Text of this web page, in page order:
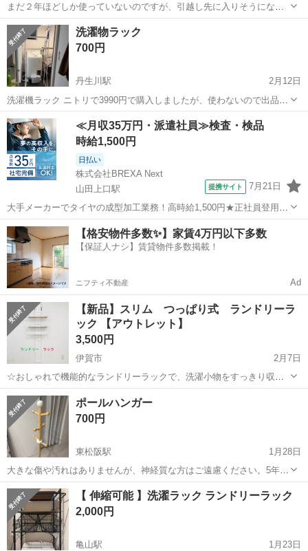
まだ２年ほどしか使っていないのですが、引越し先に入りそうにない
ため出品します。 中古品であることをご了承ください。 組み立てがな
かなか大変だったので手間が省けていいかと！ 運搬等手伝っていただ
くことがあるかもしれません。
三重 津市 津駅 収納家具
洗濯物ラック
700円
丹生川駅
2月12日
洗濯機ラック ニトリで3990円で購入しましたが、使わないので出品し
ます ニトリページ https://www.nitori-net.jp/ec/product/8530774s/
三重 いなべ市 丹生川駅 収納家具 ラック
≪月収35万円・派遣社員≫検査・検品
時給1,500円
日払い
株式会社BREXA Next
山田上口駅
提携サイト 7月21日
大手メーカーでタイヤの成型加工業務！高時給1,500円★正社員登用制
度あり！ワンルーム寮完備！マイカー通勤OK！無料駐車場あり！《三
重県伊勢市》 人気の工場のお仕事 ◇タイヤの製造◇ トラック・バ
ス・RV車用を中心とした...
三重 伊勢市 山田上口駅 その他
【格安物件多数✨】家賃4万円以下多数
【保証人ナシ】賃貸物件多数掲載！
ニフティ不動産 Ad
【新品】スリム つっぱり式 ランドリーラ
ック 【アウトレット】
3,500円
伊賀市
2月7日
☆おしゃれで機能的なランドリーラックで、洗濯小物をすっきり収
納。 ☆毎日使うものをすぐ取れる場所に ☆可動棚は洗濯機に合わせて
高さ調整可能です ☆脱衣所をすっきり見せたい方にお勧めです。 【サ
イズ】 共通サ...
三重 伊賀市 ランドリー
ポールハンガー
700円
東松阪駅
1月28日
大きな傷や汚れはありませんが、神経質な方はご遠慮ください。5年前
ぐらいに購入しました。 コートハンガー 木製 ハンガーラック コート
掛け かばんかけ スタンド ハンガーポール おしゃれ 帽子掛けスタンド
洋服掛け ポール...
三重 松阪市 東松阪駅 収納家具 ポール
【 伸縮可能 】洗濯ラック ランドリーラック
2,000円
亀山駅
1月23日